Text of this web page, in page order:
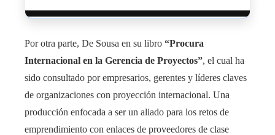
Por otra parte, De Sousa en su libro “Procura
Internacional en la Gerencia de Proyectos”, el cual ha
sido consultado por empresarios, gerentes y líderes claves
de organizaciones con proyección internacional. Una
producción enfocada a ser un aliado para los retos de
emprendimiento con enlaces de proveedores de clase